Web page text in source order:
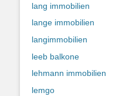
lang immobilien
lange immobilien
langimmobilien
leeb balkone
lehmann immobilien
lemgo